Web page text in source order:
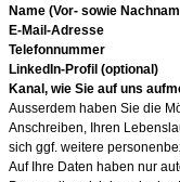
Name (Vor- sowie
E-Mail-Adresse
Telefonnummer
LinkedIn-Profil (optional)
Kanal, wie Sie auf uns
Ausserdem haben Sie die
Anschreiben, Ihren
sich ggf. weitere
Auf Ihre Daten haben nur